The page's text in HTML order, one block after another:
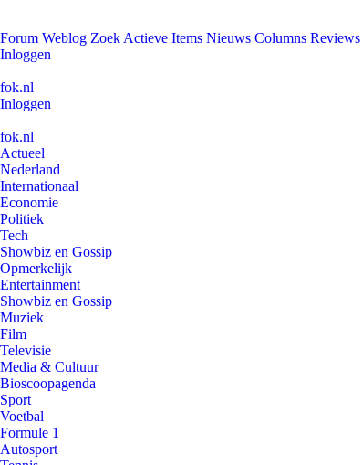
Forum Weblog Zoek Actieve Items Nieuws Columns Reviews
Inloggen
fok.nl
Inloggen
fok.nl
Actueel
Nederland
Internationaal
Economie
Politiek
Tech
Showbiz en Gossip
Opmerkelijk
Entertainment
Showbiz en Gossip
Muziek
Film
Televisie
Media & Cultuur
Bioscoopagenda
Sport
Voetbal
Formule 1
Autosport